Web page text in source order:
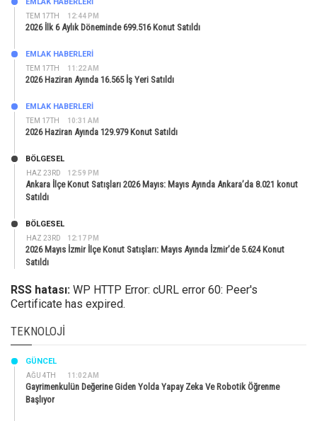
TEM 17TH 12:44 PM
EMLAK HABERLERI
2026 İlk 6 Aylık Döneminde 699.516 Konut Satıldı
TEM 17TH 11:22 AM
EMLAK HABERLERI
2026 Haziran Ayında 16.565 İş Yeri Satıldı
TEM 17TH 10:31 AM
EMLAK HABERLERI
2026 Haziran Ayında 129.979 Konut Satıldı
HAZ 23RD 12:59 PM
BÖLGESEL
Ankara İlçe Konut Satışları 2026 Mayıs: Mayıs Ayında Ankara’da 8.021 konut
Satıldı
HAZ 23RD 12:17 PM
BÖLGESEL
2026 Mayıs İzmir İlçe Konut Satışları: Mayıs Ayında İzmir’de 5.624 Konut
Satıldı
RSS hatası: WP HTTP Error: cURL error 60: Peer's
Certificate has expired.
TEKNOLOJI
AĞU 4TH 11:02 AM
GÜNCEL
Gayrimenkulün Değerine Giden Yolda Yapay Zeka Ve Robotik Öğrenme
Başlıyor